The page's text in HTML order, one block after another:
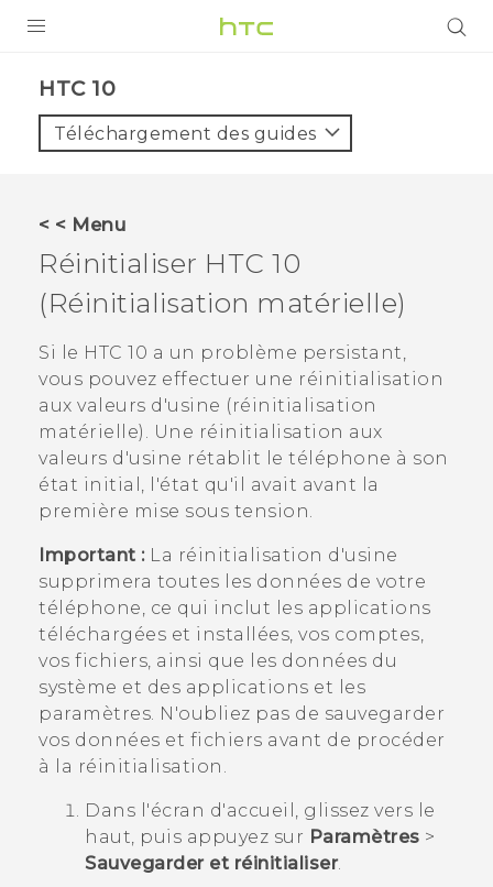
VIVE
VIVERSE
ASSISTANCE
Appareils HTC & Accessoires
Connexion
HTC 10‎
Téléchargement des guides
< < Menu
Réinitialiser HTC 10
(Réinitialisation matérielle)
Si le HTC 10 a un problème persistant,
vous pouvez effectuer une réinitialisation
aux valeurs d'usine (réinitialisation
matérielle). Une réinitialisation aux
valeurs d'usine rétablit le téléphone à son
état initial, l'état qu'il avait avant la
première mise sous tension.
Important :La réinitialisation d'usine
supprimera toutes les données de votre
téléphone, ce qui inclut les applications
téléchargées et installées, vos comptes,
vos fichiers, ainsi que les données du
système et des applications et les
paramètres. N'oubliez pas de sauvegarder
vos données et fichiers avant de procéder
à la réinitialisation.
Dans l'écran d'accueil , glissez vers le
haut, puis appuyez sur Paramètres >
Sauvegarder et réinitialiser.